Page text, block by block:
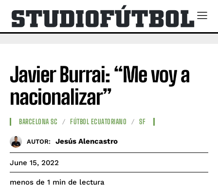
Javier Burrai: “Me voy a
nacionalizar”
BARCELONA SC FÚTBOL ECUATORIANO SF
AUTOR: Jesús Alencastro
June 15, 2022
menos de 1 min de lectura